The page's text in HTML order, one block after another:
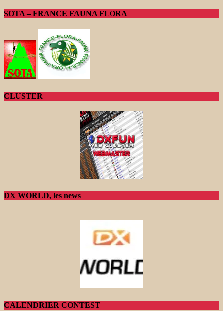
SOTA – FRANCE FAUNA FLORA
CLUSTER
DX WORLD, les news
CALENDRIER CONTEST